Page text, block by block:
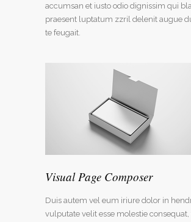
accumsan et iusto odio dignissim qui
praesent luptatum zzril delenit augue
te feugait.
Visual Page Composer
Duis autem vel eum iriure dolor in
vulputate velit esse molestie